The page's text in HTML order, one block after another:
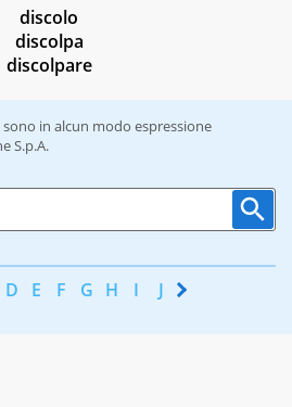
discolo
discolpa
discolpare
in alcun modo espressione
S.p.A.
D E F G H I J K